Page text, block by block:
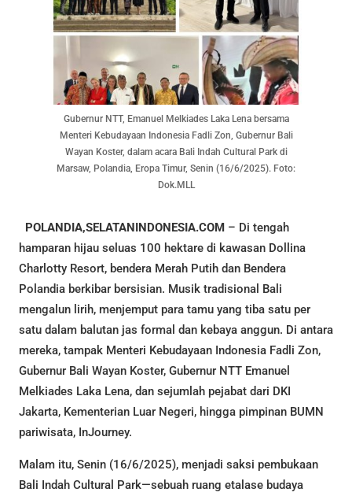
Gubernur NTT, Emanuel Melkiades Laka Lena bersama
Menteri Kebudayaan Indonesia Fadli Zon, Gubernur Bali
Wayan Koster, dalam acara Bali Indah Cultural Park di
Marsaw, Polandia, Eropa Timur, Senin (16/6/2025). Foto:
Dok.MLL
POLANDIA,SELATANINDONESIA.COM – Di tengah
hamparan hijau seluas 100 hektare di kawasan Dollina
Charlotty Resort, bendera Merah Putih dan Bendera
Polandia berkibar bersisian. Musik tradisional Bali
mengalun lirih, menjemput para tamu yang tiba satu per
satu dalam balutan jas formal dan kebaya anggun. Di antara
mereka, tampak Menteri Kebudayaan Indonesia Fadli Zon,
Gubernur Bali Wayan Koster, Gubernur NTT Emanuel
Melkiades Laka Lena, dan sejumlah pejabat dari DKI
Jakarta, Kementerian Luar Negeri, hingga pimpinan BUMN
pariwisata, InJourney.
Malam itu, Senin (16/6/2025), menjadi saksi pembukaan
Bali Indah Cultural Park—sebuah ruang etalase budaya